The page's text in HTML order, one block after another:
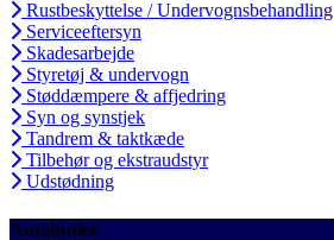
Rustbeskyttelse / Undervognsbehandling
Serviceeftersyn
Skadesarbejde
Styretøj & undervogn
Støddæmpere & affjedring
Syn og synstjek
Tandrem & taktkæde
Tilbehør og ekstraudstyr
Udstødning
Autobutler